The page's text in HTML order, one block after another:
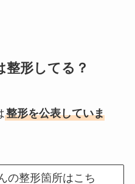
整形してる？
整形を公表していま
の整形箇所はこち